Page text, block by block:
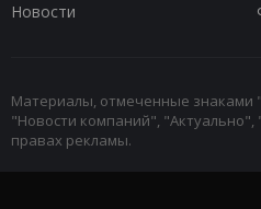
Новости
Материалы, отмеченные знаками
"Новости компаний",
правах рекламы.